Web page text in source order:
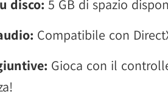
disco: 5 GB di spazio
Compatibile con
Gioca con il